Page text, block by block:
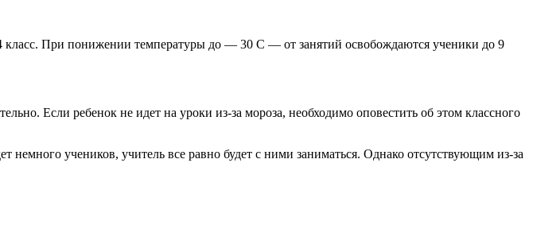
класс. При понижении температуры до — 30 С — от занятий освобождаются ученики до 9
Если ребенок не идет на уроки из-за мороза, необходимо оповестить об этом классного
учеников, учитель все равно будет с ними заниматься. Однако отсутствующим из-за